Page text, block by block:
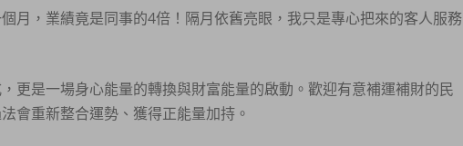
月，業績竟是同事的4倍！隔月依舊亮眼，我只是專心把來的客人服務
更是一場身心能量的轉換與財富能量的啟動。歡迎有意補運補財的民
會重新整合運勢、獲得正能量加持。